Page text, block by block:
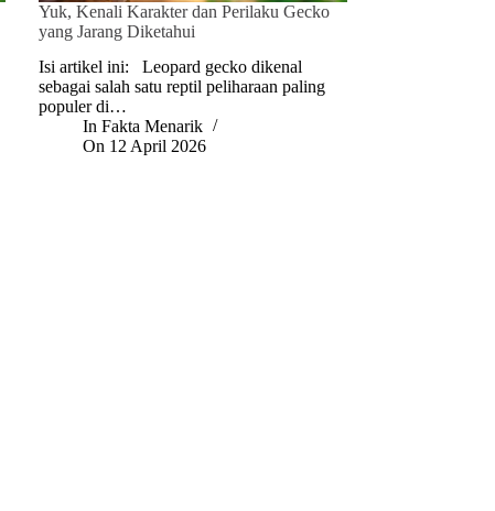
Yuk, Kenali Karakter dan Perilaku Gecko
yang Jarang Diketahui
Isi artikel ini: Leopard gecko dikenal
sebagai salah satu reptil peliharaan paling
populer di…
In Fakta Menarik
On 12 April 2026